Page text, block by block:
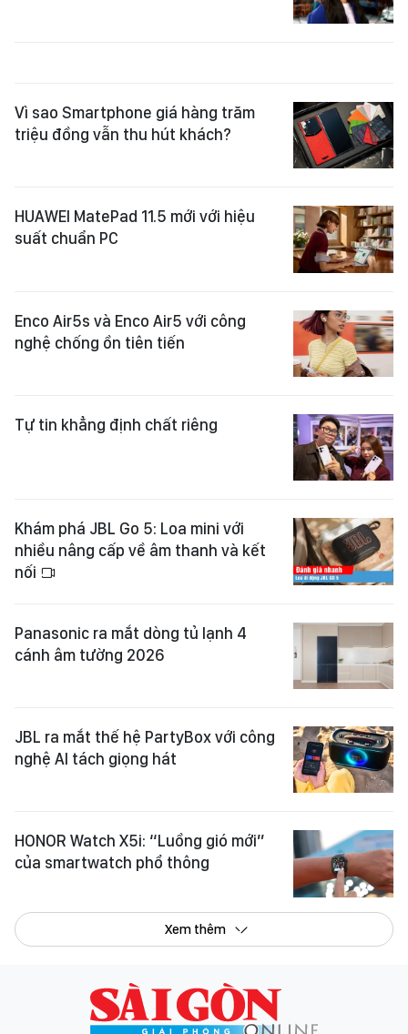
Vì sao Smartphone giá hàng trăm
triệu đồng vẫn thu hút khách?
HUAWEI MatePad 11.5 mới với hiệu
suất chuẩn PC
Enco Air5s và Enco Air5 với công
nghệ chống ồn tiên tiến
Tự tin khẳng định chất riêng
Khám phá JBL Go 5: Loa mini với
nhiều nâng cấp về âm thanh và kết
nối
Panasonic ra mắt dòng tủ lạnh 4
cánh âm tường 2026
JBL ra mắt thế hệ PartyBox với công
nghệ AI tách giọng hát
HONOR Watch X5i: “Luồng gió mới”
của smartwatch phổ thông
Xem thêm